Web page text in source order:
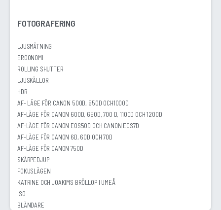
FOTOGRAFERING
LJUSMÄTNING
ERGONOMI
ROLLING SHUTTER
LJUSKÄLLOR
HDR
AF- LÄGE FÖR CANON 500D, 550D OCH1000D
AF-LÄGE FÖR CANON 600D, 650D, 700 D, 1100D OCH 1200D
AF-LÄGE FÖR CANON EOS50D OCH CANON EOS7D
AF-LÄGE FÖR CANON 6D, 60D OCH 70D
AF-LÄGE FÖR CANON 750D
SKÄRPEDJUP
FOKUSLÄGEN
KATRINE OCH JOAKIMS BRÖLLOP I UMEÅ
ISO
BLÄNDARE